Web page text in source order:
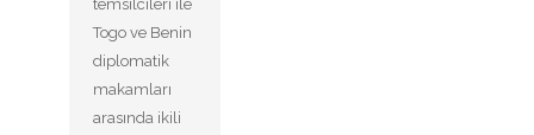
temsilcileri ile
Togo ve Benin
diplomatik
makamları
arasında ikili